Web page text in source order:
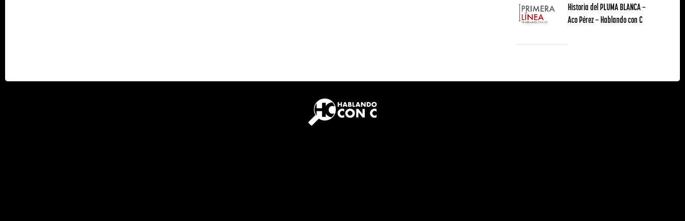
Historia del PLUMA BLANCA –
Aco Pérez – Hablando con C